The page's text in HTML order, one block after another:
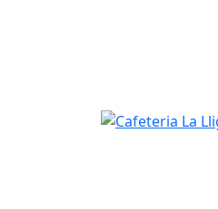
Cafeteria La Lliga